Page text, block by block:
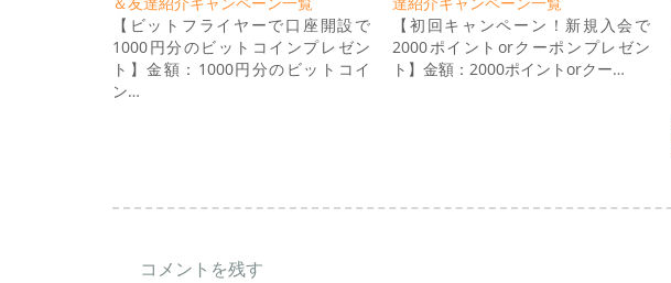
【ビットフライヤーで口座開設で
1000円分のビットコインプレゼン
ト】金額：1000円分のビットコイ
ン…
【初回キャンペーン！新規入会で
2000ポイントorクーポンプレゼン
ト】金額：2000ポイントorクー…
コメントを残す